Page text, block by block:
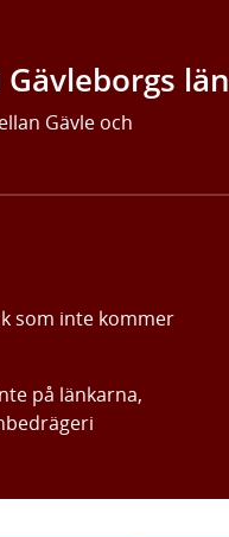
län
Gävle och
som inte kommer
på länkarna,